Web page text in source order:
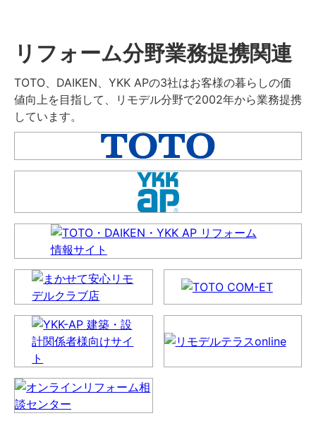
リフォーム分野業務提携関連
TOTO、DAIKEN、YKK APの3社はお客様の暮らしの価
値向上を目指して、リモデル分野で2002年から業務提携
しています。